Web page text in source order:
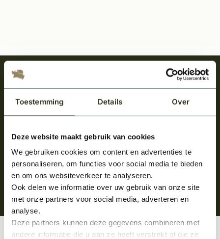
Toestemming Details Over
Deze website maakt gebruik van cookies
We gebruiken cookies om content en advertenties te
personaliseren, om functies voor social media te bieden
en om ons websiteverkeer te analyseren.
Ook delen we informatie over uw gebruik van onze site
met onze partners voor social media, adverteren en
analyse.
Deze partners kunnen deze gegevens combineren met
andere informatie die u aan ze heeft verstrekt of die ze
Meld je aan en ontvang het laatste nieuws
over onze kempische bouwstijl!
Aanmelden voor de nieuwsbrief